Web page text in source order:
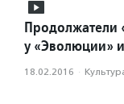
Продолжатели
у «Эволюции»
18.02.2016 ·